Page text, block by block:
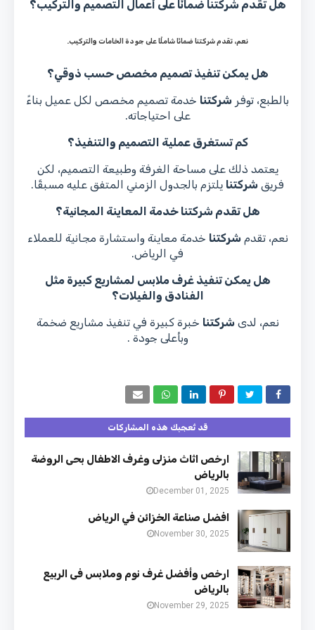
هل تقدم شركتنا ضمانًا على أعمال التصميم والتركيب؟
نعم، تقدمشركتنا ضمانًا شاملًا على جودة الخامات والتركيب.
هل يمكن تنفيذ تصميم مخصص حسب ذوقي؟
بالطبع، توفر شركتنا خدمة تصميم مخصص لكل عميل بناءً
على احتياجاته.
كم تستغرق عملية التصميم والتنفيذ؟
يعتمد ذلك على مساحة الغرفة وطبيعة التصميم، لكن
فريق شركتنا يلتزم بالجدول الزمني المتفق عليه مسبقًا.
هل تقدم شركتنا خدمة المعاينة المجانية؟
نعم، تقدمشركتنا خدمة معاينة واستشارة مجانية للعملاء
في الرياض.
هل يمكن تنفيذ غرف ملابس لمشاريع كبيرة مثل
الفنادق والفيلات؟
نعم، لدىشركتنا خبرة كبيرة في تنفيذ مشاريع ضخمة
وبأعلى جودة .
قد تُعجبك هذه المشاركات
ارخص اثاث منزلى وغرف الاطفال بحى الروضة
بالرياض
December 01, 2025
افضل صناعة الخزائن في الرياض
November 30, 2025
ارخص وأفضل غرف نوم وملابس فى الربيع
بالرياض
November 29, 2025